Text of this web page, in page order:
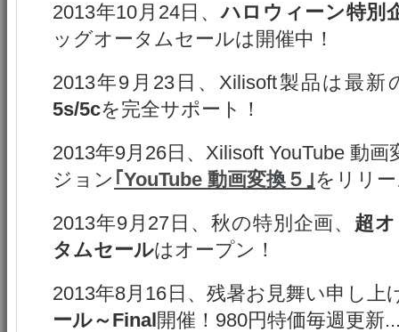
2013年10月24日、ハロウィーン特別
ッグオータムセールは開催中！
2013年9月23日、Xilisoft製品は最新
5s/5cを完全サポート！
2013年9月26日、Xilisoft YouTube 動
ジョン ｢YouTube 動画変換５｣をリリ
2013年9月27日、秋の特別企画、 超
タムセールはオープン！
2013年8月16日、残暑お見舞い申し上
ール～Final開催！980円特価毎週更新